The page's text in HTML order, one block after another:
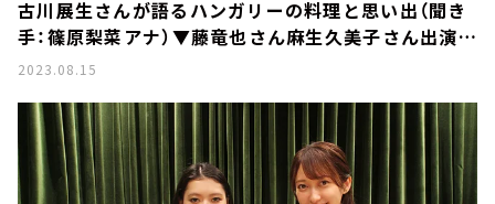
古川展生さんが語るハンガリーの料理と思い出（聞き
手：篠原梨菜アナ）▼藤竜也さん麻生久美子さん出演の
映画「高野豆腐店の春」▼「魔法使いアキットのマジカ
2023.08.15